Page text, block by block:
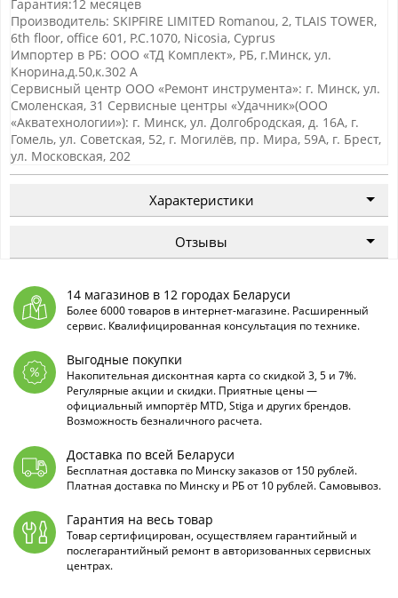
Гарантия:12 месяцев
Производитель: SKIPFIRE LIMITED Romanou, 2, TLAIS TOWER,
6th floor, office 601, P.C.1070, Nicosia, Cyprus
Импортер в РБ: ООО «ТД Комплект», РБ, г.Минск, ул.
Кнорина,д.50,к.302 А
Сервисный центр ООО «Ремонт инструмента»: г. Минск, ул.
Смоленская, 31 Сервисные центры «Удачник»(ООО
«Акватехнологии»): г. Минск, ул. Долгобродская, д. 16А, г.
Гомель, ул. Советская, 52, г. Могилёв, пр. Мира, 59А, г. Брест,
ул. Московская, 202
Характеристики
Отзывы
14 магазинов в 12 городах Беларуси
Более 6000 товаров в интернет-магазине. Расширенный
сервис. Квалифицированная консультация по технике.
Выгодные покупки
Накопительная дисконтная карта со скидкой 3, 5 и 7%.
Регулярные акции и скидки. Приятные цены —
официальный импортёр MTD, Stiga и других брендов.
Возможность безналичного расчета.
Доставка по всей Беларуси
Бесплатная доставка по Минску заказов от 150 рублей.
Платная доставка по Минску и РБ от 10 рублей. Самовывоз.
Гарантия на весь товар
Товар сертифицирован, осуществляем гарантийный и
послегарантийный ремонт в авторизованных сервисных
центрах.